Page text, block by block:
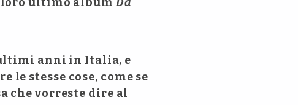
anni in Italia, e
stesse cose, come se
che vorreste dire al